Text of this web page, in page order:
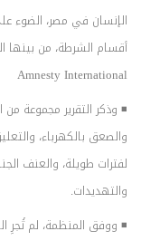
الإنسان في مصر، الضوء
أقسام الشرطة، من بينها
Amnesty International
◾ وذكر التقرير مجموعة
والصعق بالكهرباء،
لفترات طويلة، والعنف
والتهديدات.
◾ ووفق المنظمة، لم